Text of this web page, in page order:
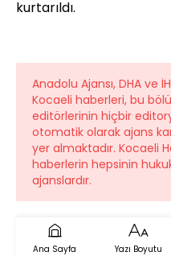
kurtarıldı.
Anadolu Ajansı, DHA ve
Kocaeli haberleri, bu
editörlerinin hiçbir
otomatik olarak ajans
yer almaktadır. Kocaeli
haberlerin hepsinin
ajanslardır.
Ana Sayfa Yazı Boyutu